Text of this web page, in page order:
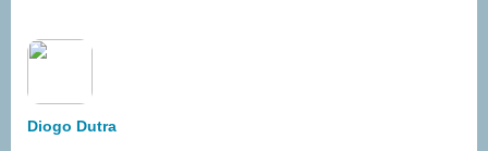
Diogo Dutra